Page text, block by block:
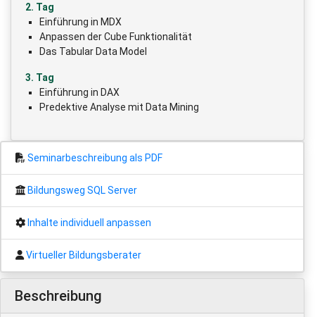
2. Tag
Einführung in MDX
Anpassen der Cube Funktionalität
Das Tabular Data Model
3. Tag
Einführung in DAX
Predektive Analyse mit Data Mining
Seminarbeschreibung als PDF
Bildungsweg SQL Server
Inhalte individuell anpassen
Virtueller Bildungsberater
Beschreibung